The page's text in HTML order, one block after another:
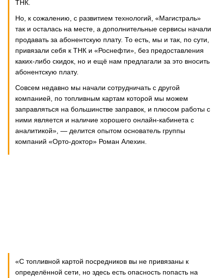
ТНК.
Но, к сожалению, с развитием технологий, «Магистраль»
так и осталась на месте, а дополнительные сервисы начали
продавать за абонентскую плату. То есть, мы и так, по сути,
привязали себя к ТНК и «Роснефти», без предоставления
каких-либо скидок, но и ещё нам предлагали за это вносить
абонентскую плату.
Совсем недавно мы начали сотрудничать с другой
компанией, по топливным картам которой мы можем
заправляться на большинстве заправок, и плюсом работы с
ними является и наличие хорошего онлайн-кабинета с
аналитикой», — делится опытом основатель группы
компаний «Орто-доктор» Роман Алехин.
«С топливной картой посредников вы не привязаны к
определённой сети, но здесь есть опасность попасть на